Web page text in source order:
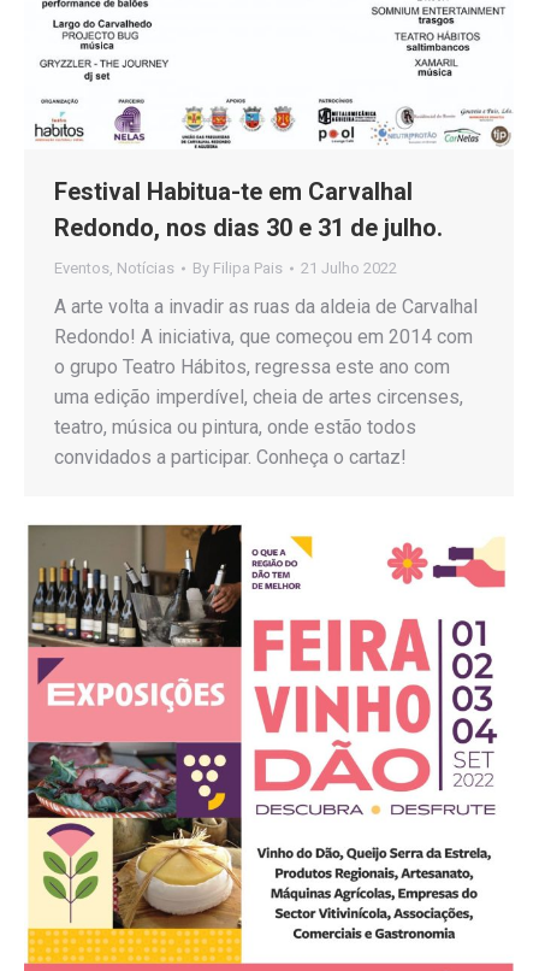
Festival Habitua-te em Carvalhal
Redondo, nos dias 30 e 31 de julho.
Eventos, Notícias By Filipa Pais 21 Julho 2022
A arte volta a invadir as ruas da aldeia de Carvalhal
Redondo! A iniciativa, que começou em 2014 com
o grupo Teatro Hábitos, regressa este ano com
uma edição imperdível, cheia de artes circenses,
teatro, música ou pintura, onde estão todos
convidados a participar. Conheça o cartaz!